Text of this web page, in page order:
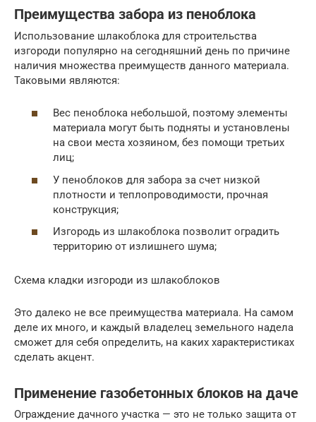
Преимущества забора из пеноблока
Использование шлакоблока для строительства
изгороди популярно на сегодняшний день по причине
наличия множества преимуществ данного материала.
Таковыми являются:
Вес пеноблока небольшой, поэтому элементы
материала могут быть подняты и установлены
на свои места хозяином, без помощи третьих
лиц;
У пеноблоков для забора за счет низкой
плотности и теплопроводимости, прочная
конструкция;
Изгородь из шлакоблока позволит оградить
территорию от излишнего шума;
Схема кладки изгороди из шлакоблоков
Это далеко не все преимущества материала. На самом
деле их много, и каждый владелец земельного надела
сможет для себя определить, на каких характеристиках
сделать акцент.
Применение газобетонных блоков на даче
Ограждение дачного участка — это не только защита от